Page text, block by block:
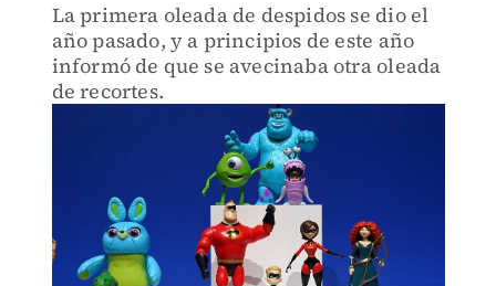
La primera oleada de despidos se dio el
año pasado, y a principios de este año
informó de que se avecinaba otra oleada
de recortes.